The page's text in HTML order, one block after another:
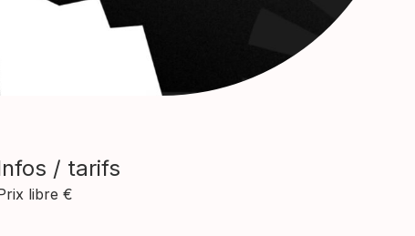
/ tarifs
libre €